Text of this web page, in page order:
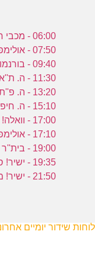
06:00 - מכבי חיפה - פיורנטינה
07:50 - אולימפיאקוס - מכבי ת''א
09:40 - בורנמות - לוטון
11:30 - ה. ת''א - בשיקטאש
13:20 - ה. פ''ת - מ. פ''ת
15:10 - ה. חיפה - ה. ב''ש
17:00 - וואלה! תיקתקנו - מבזק ספורט
17:10 - אולימפיאקוס - מכבי ת''א
19:00 - בית''ר י-ם - מ. ת''א
19:35 - ישיר! סלביה פראג - מילאן
21:50 - ישיר! מכבי ת''א - אולימפיאקוס
לוחות שידור יומיים